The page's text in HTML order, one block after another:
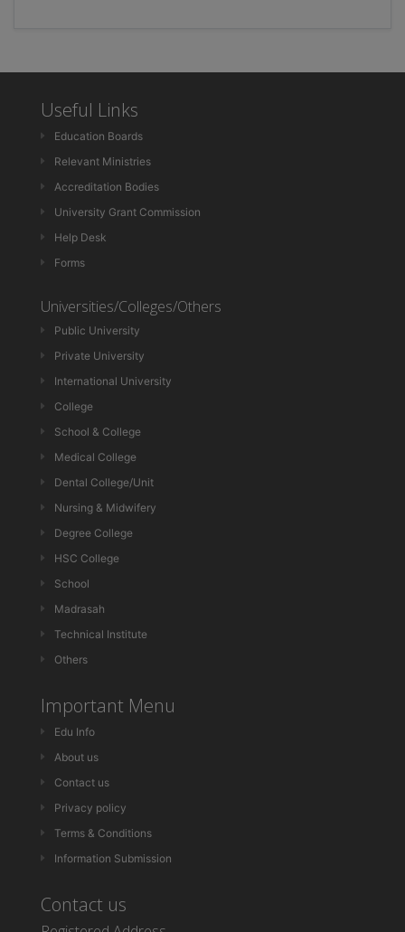
Useful Links
Education Boards
Relevant Ministries
Accreditation Bodies
University Grant Commission
Help Desk
Forms
Universities/Colleges/Others
Public University
Private University
International University
College
School & College
Medical College
Dental College/Unit
Nursing & Midwifery
Degree College
HSC College
School
Madrasah
Technical Institute
Others
Important Menu
Edu Info
About us
Contact us
Privacy policy
Terms & Conditions
Information Submission
Contact us